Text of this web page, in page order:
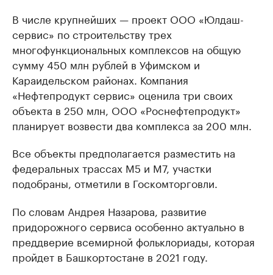
В числе крупнейших — проект ООО «Юлдаш-
сервис» по строительству трех
многофункциональных комплексов на общую
сумму 450 млн рублей в Уфимском и
Караидельском районах. Компания
«Нефтепродукт сервис» оценила три своих
объекта в 250 млн, ООО «Роснефтепродукт»
планирует возвести два комплекса за 200 млн.
Все объекты предполагается разместить на
федеральных трассах М5 и М7, участки
подобраны, отметили в Госкомторговли.
По словам Андрея Назарова, развитие
придорожного сервиса особенно актуально в
преддверие всемирной фольклориады, которая
пройдет в Башкортостане в 2021 году.